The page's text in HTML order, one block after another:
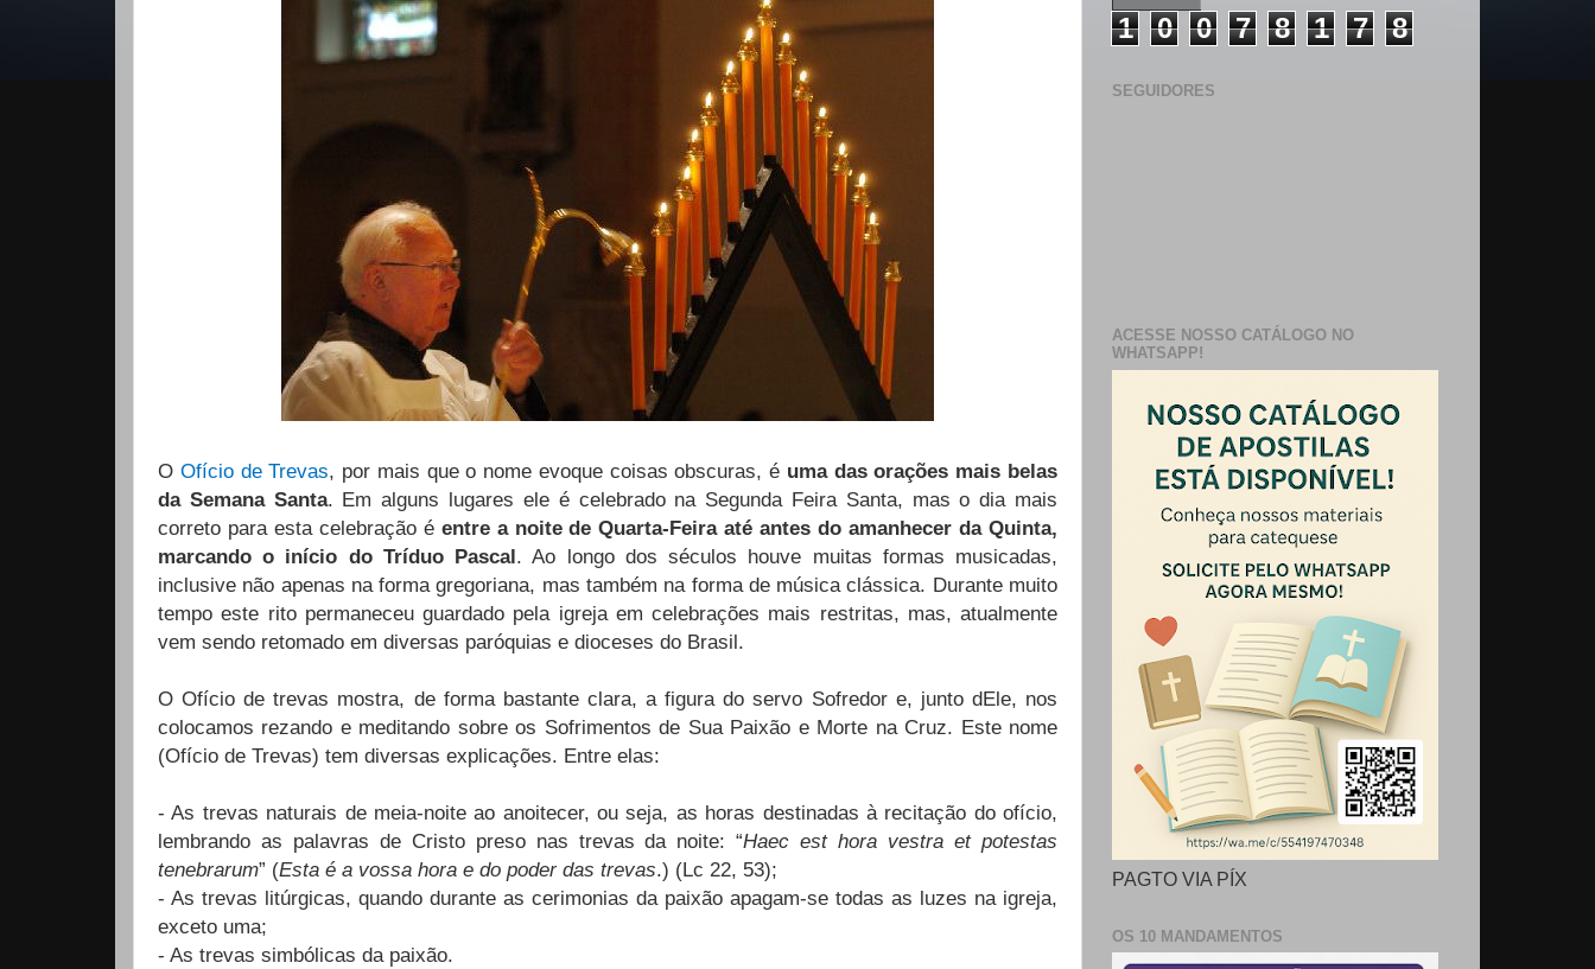
O Ofício de Trevas, por mais que o nome evoque coisas obscuras, é uma das orações mais belas
da Semana Santa. Em alguns lugares ele é celebrado na Segunda Feira Santa, mas o dia mais
correto para esta celebração é entre a noite de Quarta-Feira até antes do amanhecer da Quinta,
marcando o início do Tríduo Pascal. Ao longo dos séculos houve muitas formas musicadas,
inclusive não apenas na forma gregoriana, mas também na forma de música clássica. Durante muito
tempo este rito permaneceu guardado pela igreja em celebrações mais restritas, mas, atualmente
vem sendo retomado em diversas paróquias e dioceses do Brasil.
O Ofício de trevas mostra, de forma bastante clara, a figura do servo Sofredor e, junto dEle, nos
colocamos rezando e meditando sobre os Sofrimentos de Sua Paixão e Morte na Cruz. Este nome
(Ofício de Trevas) tem diversas explicações. Entre elas:
- As trevas naturais de meia-noite ao anoitecer, ou seja, as horas destinadas à recitação do ofício,
lembrando as palavras de Cristo preso nas trevas da noite: “Haec est hora vestra et potestas
tenebrarum” (Esta é a vossa hora e do poder das trevas.) (Lc 22, 53);
- As trevas litúrgicas, quando durante as cerimonias da paixão apagam-se todas as luzes na igreja,
exceto uma;
- As trevas simbólicas da paixão.
1 0 0 7 8 1 7 8
SEGUIDORES
ACESSE NOSSO CATÁLOGO NO
WHATSAPP!
PAGTO VIA PÍX
OS 10 MANDAMENTOS